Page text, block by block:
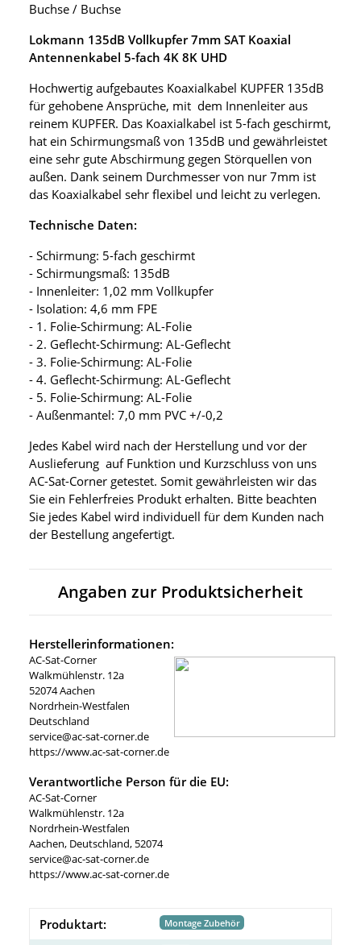
Buchse / Buchse
Lokmann 135dB Vollkupfer 7mm SAT Koaxial
Antennenkabel 5-fach 4K 8K UHD
Hochwertig aufgebautes Koaxialkabel KUPFER 135dB
für gehobene Ansprüche, mit dem Innenleiter aus
reinem KUPFER. Das Koaxialkabel ist 5-fach geschirmt,
hat ein Schirmungsmaß von 135dB und gewährleistet
eine sehr gute Abschirmung gegen Störquellen von
außen. Dank seinem Durchmesser von nur 7mm ist
das Koaxialkabel sehr flexibel und leicht zu verlegen.
Technische Daten:
- Schirmung: 5-fach geschirmt
- Schirmungsmaß: 135dB
- Innenleiter: 1,02 mm Vollkupfer
- Isolation: 4,6 mm FPE
- 1. Folie-Schirmung: AL-Folie
- 2. Geflecht-Schirmung: AL-Geflecht
- 3. Folie-Schirmung: AL-Folie
- 4. Geflecht-Schirmung: AL-Geflecht
- 5. Folie-Schirmung: AL-Folie
- Außenmantel: 7,0 mm PVC +/-0,2
Jedes Kabel wird nach der Herstellung und vor der
Auslieferung auf Funktion und Kurzschluss von uns
AC-Sat-Corner getestet. Somit gewährleisten wir das
Sie ein Fehlerfreies Produkt erhalten. Bitte beachten
Sie jedes Kabel wird individuell für dem Kunden nach
der Bestellung angefertigt.
Angaben zur Produktsicherheit
Herstellerinformationen:
AC-Sat-Corner
Walkmühlenstr. 12a
52074 Aachen
Nordrhein-Westfalen
Deutschland
service@ac-sat-corner.de
https://www.ac-sat-corner.de
Verantwortliche Person für die EU:
AC-Sat-Corner
Walkmühlenstr. 12a
Nordrhein-Westfalen
Aachen, Deutschland, 52074
service@ac-sat-corner.de
https://www.ac-sat-corner.de
Produktart: Montage Zubehör